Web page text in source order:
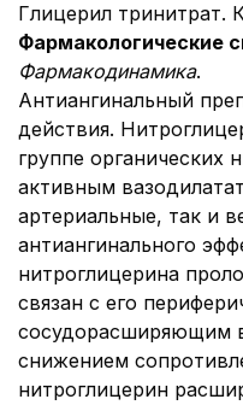
Глицерил тринитрат.
Фармакологические
Фармакодинамика.
Антиангинальный
действия.
группе органических
активным
артериальные, так и
антиангинального
нитроглицерина
связан с его
сосудорасширяющим
снижением
нитроглицерин